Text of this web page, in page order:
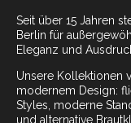
Seit über 15 Jahren
Berlin für
Eleganz und
Unsere Kollektionen
modernem Design:
Styles, moderne
und alternative